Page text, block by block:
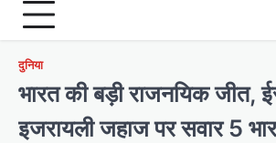
दुनिया
भारत की बड़ी राजनयिक जीत,
इजरायली जहाज पर सवार 5